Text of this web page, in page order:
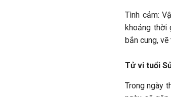
Tình cảm:
khoảng thời
bắn cung, vẽ
Tử vi tuổi
Trong ngày